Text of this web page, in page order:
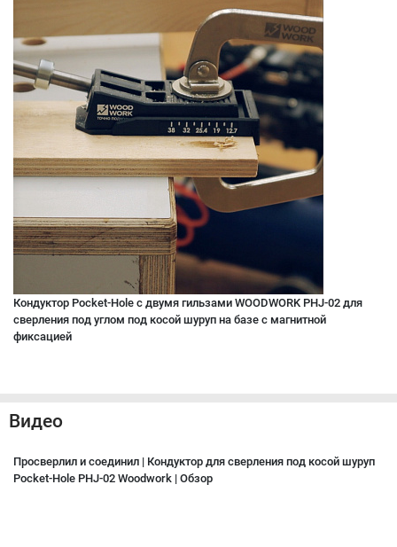
Кондуктор Pocket-Hole с двумя гильзами WOODWORK PHJ-02 для
сверления под углом под косой шуруп на базе с магнитной
фиксацией
Видео
Просверлил и соединил | Кондуктор для сверления под косой шуруп
Pocket-Hole PHJ-02 Woodwork | Обзор